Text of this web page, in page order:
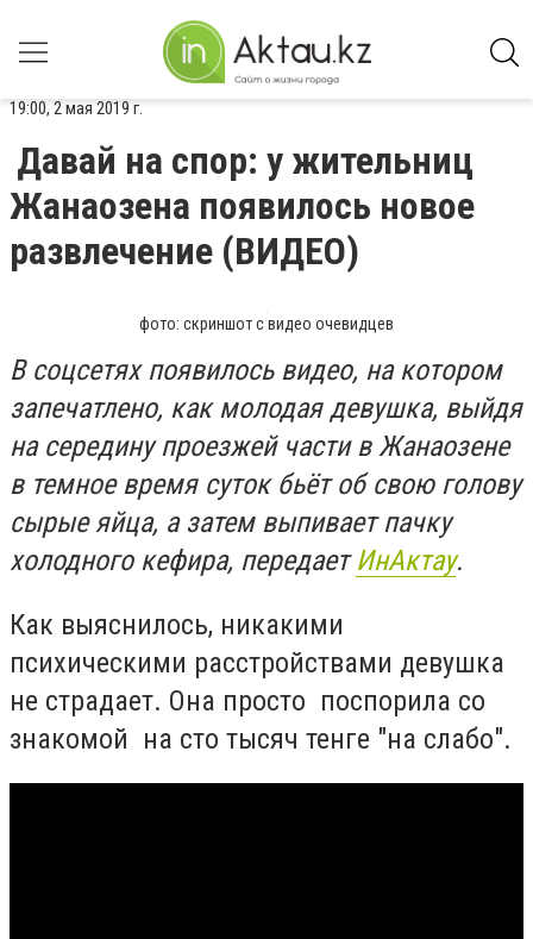
19:00, 2 мая 2019 г.
Давай на спор: у жительниц
Жанаозена появилось новое
развлечение (ВИДЕО)
фото: скриншот с видео очевидцев
В соцсетях появилось видео, на котором
запечатлено, как молодая девушка, выйдя
на середину проезжей части в Жанаозене
в темное время суток бьёт об свою голову
сырые яйца, а затем выпивает пачку
холодного кефира, передаетИнАктау.
Как выяснилось, никакими
психическими расстройствами девушка
не страдает. Она просто поспорила со
знакомой на сто тысяч тенге "на слабо".